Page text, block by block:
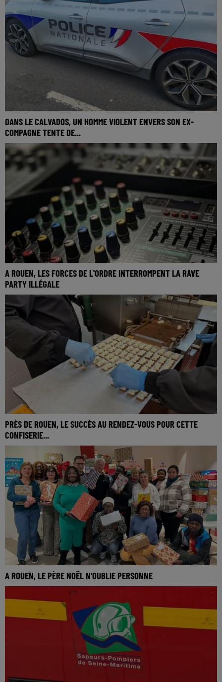
DANS LE CALVADOS, UN HOMME VIOLENT ENVERS SON EX-
COMPAGNE TENTE DE...
A ROUEN, LES FORCES DE L'ORDRE INTERROMPENT LA RAVE
PARTY ILLÉGALE
PRÈS DE ROUEN, LE SUCCÈS AU RENDEZ-VOUS POUR CETTE
CONFISERIE...
A ROUEN, LE PÈRE NOËL N'OUBLIE PERSONNE